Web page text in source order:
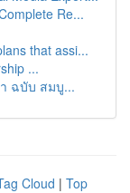
Re...
that assi...
...
ฉบับ สมบู...
Cloud | Top